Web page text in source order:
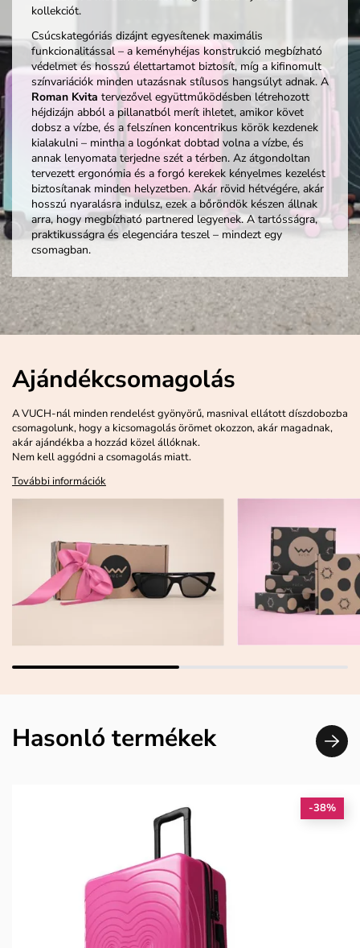
kollekciót.
Csúcskategóriás dizájnt egyesítenek maximális
funkcionalitással – a keményhéjas konstrukció megbízható
védelmet és hosszú élettartamot biztosít, míg a kifinomult
színvariációk minden utazásnak stílusos hangsúlyt adnak. A
Roman Kvita tervezővel együttműködésben létrehozott
héjdizájn abból a pillanatból merít ihletet, amikor követ
dobsz a vízbe, és a felszínen koncentrikus körök kezdenek
kialakulni – mintha a logónkat dobtad volna a vízbe, és
annak lenyomata terjedne szét a térben. Az átgondoltan
tervezett ergonómia és a forgó kerekek kényelmes kezelést
biztosítanak minden helyzetben. Akár rövid hétvégére, akár
hosszú nyaralásra indulsz, ezek a bőröndök készen állnak
arra, hogy megbízható partnered legyenek. A tartósságra,
praktikusságra és elegenciára teszel – mindezt egy
csomagban.
Ajándékcsomagolás
A VUCH-nál minden rendelést gyönyörű, masnival ellátott díszdobozba
csomagolunk, hogy a kicsomagolás örömet okozzon, akár magadnak,
akár ajándékba a hozzád közel állóknak.
Nem kell aggódni a csomagolás miatt.
További információk
Hasonló termékek
-38%